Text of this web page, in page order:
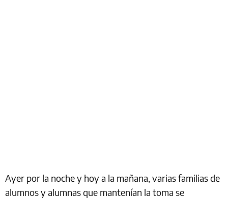
Ayer por la noche y hoy a la mañana, varias familias de
alumnos y alumnas que mantenían la toma se